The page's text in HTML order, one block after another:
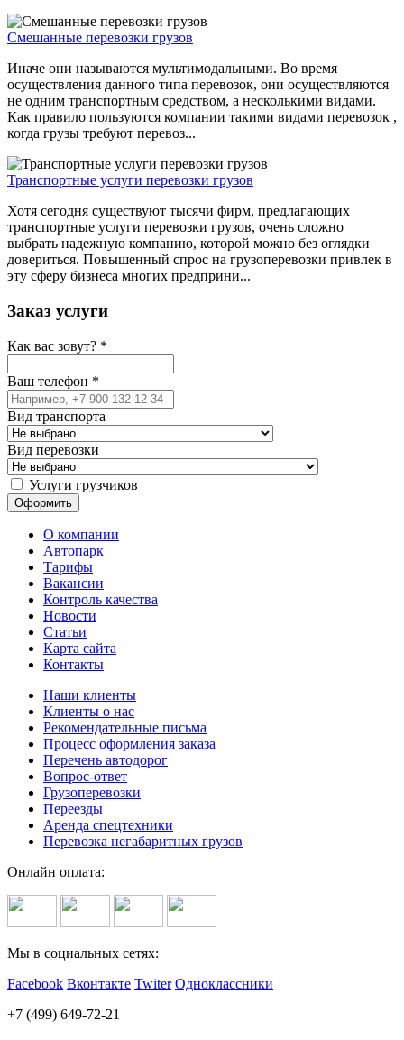
Смешанные перевозки грузов
Иначе они называются мультимодальными. Во время
осуществления данного типа перевозок, они осуществляются
не одним транспортным средством, а несколькими видами.
Как правило пользуются компании такими видами перевозок ,
когда грузы требуют перевоз...
Транспортные услуги перевозки грузов
Хотя сегодня существуют тысячи фирм, предлагающих
транспортные услуги перевозки грузов, очень сложно
выбрать надежную компанию, которой можно без оглядки
довериться. Повышенный спрос на грузоперевозки привлек в
эту сферу бизнеса многих предприни...
Заказ услуги
Как вас зовут? *
Ваш телефон *
Вид транспорта
Вид перевозки
Услуги грузчиков
О компании
Автопарк
Тарифы
Вакансии
Контроль качества
Новости
Статьи
Карта сайта
Контакты
Наши клиенты
Клиенты о нас
Рекомендательные письма
Процесс оформления заказа
Перечень автодорог
Вопрос-ответ
Грузоперевозки
Переезды
Аренда спецтехники
Перевозка негабаритных грузов
Онлайн оплата:
Мы в социальных сетях:
Facebook Вконтакте Twiter Одноклассники
+7 (499) 649-72-21